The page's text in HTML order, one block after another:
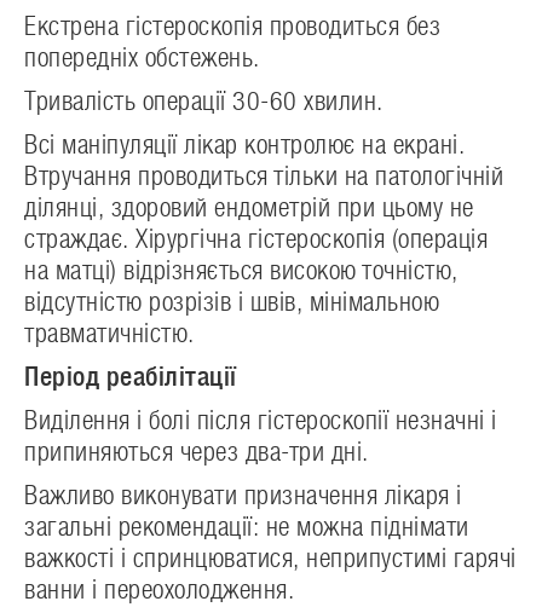
Екстрена гістероскопія проводиться без
попередніх обстежень.
Тривалість операції 30-60 хвилин.
Всі маніпуляції лікар контролює на екрані.
Втручання проводиться тільки на патологічній
ділянці, здоровий ендометрій при цьому не
страждає. Хірургічна гістероскопія (операція
на матці) відрізняється високою точністю,
відсутністю розрізів і швів, мінімальною
травматичністю.
Період реабілітації
Виділення і болі після гістероскопії незначні і
припиняються через два-три дні.
Важливо виконувати призначення лікаря і
загальні рекомендації: не можна піднімати
важкості і спринцюватися, неприпустимі гарячі
ванни і переохолодження.